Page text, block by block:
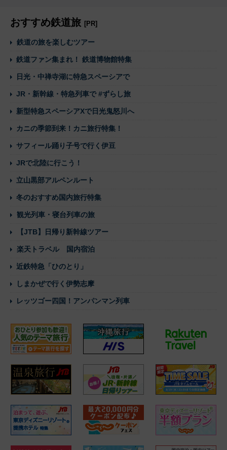
おすすめ鉄道旅 [PR]
鉄道の旅を楽しむツアー
鉄道ファン集まれ！ 鉄道博物館特集
日光・中禅寺湖に特急スペーシアで
JR・新幹線・特急列車で #ずらし旅
新型特急スペーシアXで日光鬼怒川へ
カニの季節到来！カニ旅行特集！
サフィール踊り子号で行く伊豆
JRで北陸に行こう！
立山黒部アルペンルート
冬のおすすめ国内旅行特集
観光列車・寝台列車の旅
【JTB】日帰り新幹線ツアー
楽天トラベル 国内宿泊
近鉄特急「ひのとり」
しまかぜで行く伊勢志摩
レッツゴー四国！アンパンマン列車